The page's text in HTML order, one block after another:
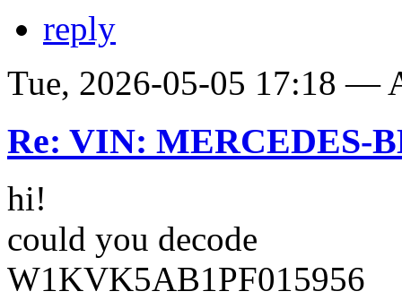
reply
Tue, 2026-05-05 17:18 —
Re: VIN: MERCEDES-
hi!
could you decode
W1KVK5AB1PF015956